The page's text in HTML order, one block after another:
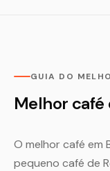
GUIA DO
Melhor café
O melhor café em
pequeno café de